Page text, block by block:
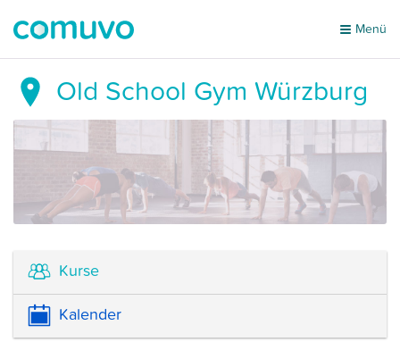
Menü
Old School Gym Würzburg
Kurse
Kalender